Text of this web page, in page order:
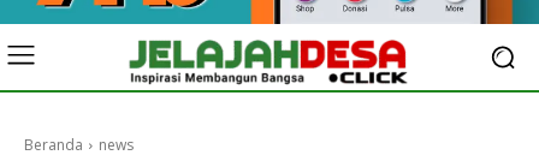
Beranda news